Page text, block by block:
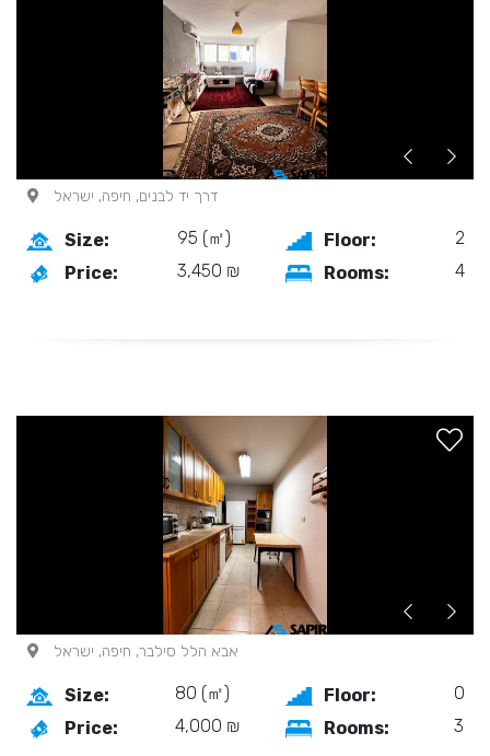
דרך יד לבנים, חיפה, ישראל
Size: 95 (㎡) Floor:
2
Price:
3,450 ₪ Rooms: 4
אבא הלל סילבר, חיפה, ישראל
Size: 80 (㎡) Floor:
0
Price:
4,000 ₪ Rooms: 3